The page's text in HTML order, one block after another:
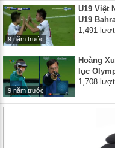
9 năm trước
U19 Việt
U19
1,491
9 năm trước
Hoàng
lục
1,708